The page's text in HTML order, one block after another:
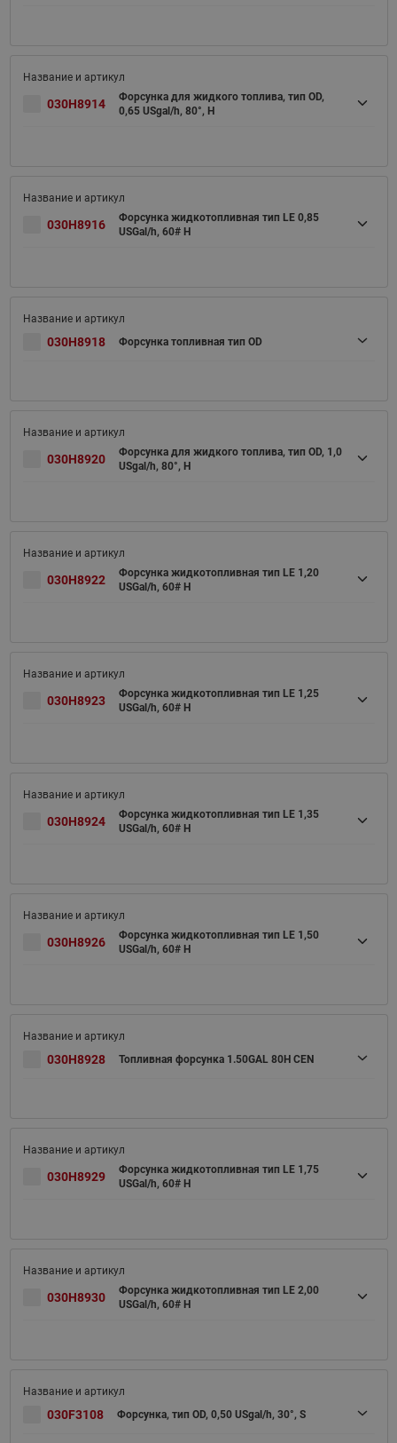
030H8914
Форсунка для жидкого топлива, тип OD,
0,65 USgal/h, 80°, H
030H8916
Форсунка жидкотопливная тип LE 0,85
USGal/h, 60# H
030H8918 Форсунка топливная тип OD
030H8920
Форсунка для жидкого топлива, тип OD, 1,0
USgal/h, 80°, H
030H8922
Форсунка жидкотопливная тип LE 1,20
USGal/h, 60# H
030H8923
Форсунка жидкотопливная тип LE 1,25
USGal/h, 60# H
030H8924
Форсунка жидкотопливная тип LE 1,35
USGal/h, 60# H
030H8926
Форсунка жидкотопливная тип LE 1,50
USGal/h, 60# H
030H8928 Топливная форсунка 1.50GAL 80H CEN
030H8929
Форсунка жидкотопливная тип LE 1,75
USGal/h, 60# H
030H8930
Форсунка жидкотопливная тип LE 2,00
USGal/h, 60# H
030F3108 Форсунка, тип OD, 0,50 USgal/h, 30°, S